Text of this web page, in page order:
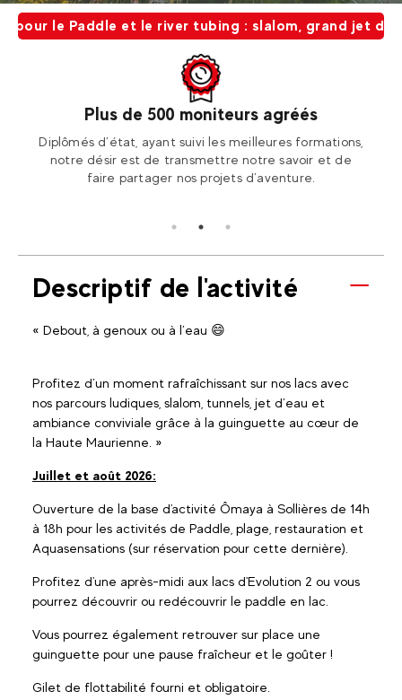
le Paddle et le river tubing : slalom, grand jet d'eau,
Plus de 500 moniteurs agréés
Diplômés d’état, ayant suivi les meilleures formations,
notre désir est de transmettre notre savoir et de
faire partager nos projets d’aventure.
Descriptif de l'activité
« Debout, à genoux ou à l’eau 😄
Profitez d’un moment rafraîchissant sur nos lacs avec
nos parcours ludiques, slalom, tunnels, jet d’eau et
ambiance conviviale grâce à la guinguette au cœur de
la Haute Maurienne. »
Juillet et août 2026:
Ouverture de la base d'activité Ômaya à Sollières de 14h
à 18h pour les activités de Paddle, plage, restauration et
Aquasensations (sur réservation pour cette dernière).
Profitez d'une après-midi aux lacs d'Evolution 2 ou vous
pourrez découvrir ou redécouvrir le paddle en lac.
Vous pourrez également retrouver sur place une
guinguette pour une pause fraîcheur et le goûter !
Gilet de flottabilité fourni et obligatoire.